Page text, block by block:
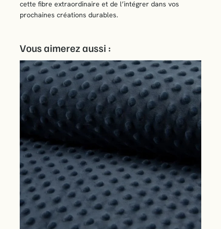
cette fibre extraordinaire et de l’intégrer dans vos
prochaines créations durables.
Vous aimerez aussi :